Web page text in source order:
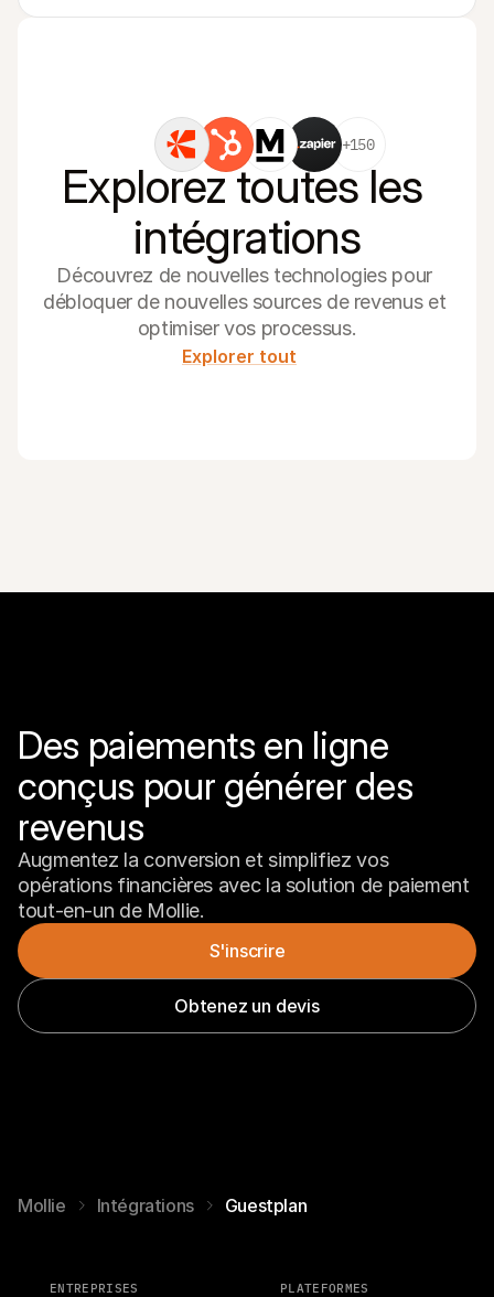
+150
Explorez toutes les
intégrations
Découvrez de nouvelles technologies pour
débloquer de nouvelles sources de revenus et
optimiser vos processus.
Explorer tout
Des paiements en ligne
conçus pour générer des
revenus
Augmentez la conversion et simplifiez vos
opérations financières avec la solution de paiement
tout-en-un de Mollie.
S'inscrire
Obtenez un devis
Mollie Intégrations Guestplan
ENTREPRISES PLATEFORMES